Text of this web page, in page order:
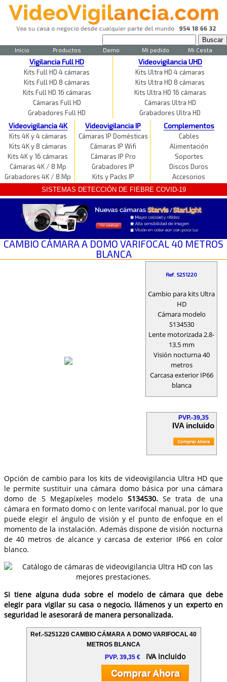
Inicio Productos Demo Mi pedido Mi Cesta
Vigilancia Full HD
Kits Full HD 4 cámaras
Kits Full HD 8 cámaras
Kits Full HD 16 cámaras
Cámaras Full HD
Grabadores Full HD
Videovigilancia UHD
Kits Ultra HD 4 cámaras
Kits Ultra HD 8 cámaras
Kits Ultra HD 16 cámaras
Cámaras Ultra HD
Grabadores Ultra HD
Videovigilancia 4K
Kits 4K y 4 cámaras
Kits 4K y 8 cámaras
Kits 4K y 16 cámaras
Cámaras 4K / 8 Mp
Grabadores 4K / 8 Mp
Videovigilancia IP
Cámaras IP Domésticas
Cámaras IP Wifi
Cámaras IP Pro
Grabadores IP
Kits y Packs IP
Complementos
Cables
Alimentación
Soportes
Discos Duros
Accesorios
SISTEMAS DETECCIÓN DE FIEBRE COVID-19
CAMBIO CÁMARA A DOMO VARIFOCAL 40 METROS
BLANCA
Ref. S251220
Cambio para kits Ultra
HD
Cámara modelo
S134530
Lente motorizada 2.8-
13.5 mm
Visión nocturna 40
metros
Carcasa exterior IP66
blanca
PVP.-39,35
IVA incluido
Opción de cambio para los kits de videovigilancia Ultra HD que
le permite sustituir una cámara domo básica por una cámara
domo de 5 Megapíxeles modelo S134530.Se trata de una
cámara en formato domo c on lente varifocal manual, por lo que
puede elegir el ángulo de visión y el punto de enfoque en el
momento de la instalación. Además dispone de visión nocturna
de 40 metros de alcance y carcasa de exterior IP66 en color
blanco.
Si tiene alguna duda sobre el modelo de cámara que debe
elegir para vigilar su casa o negocio, llámenos y un experto en
seguridad le asesorará de manera personalizada.
Ref.-S251220 CAMBIO CÁMARA A DOMO VARIFOCAL 40
METROS BLANCA
PVP. 39,35 € IVA incluido